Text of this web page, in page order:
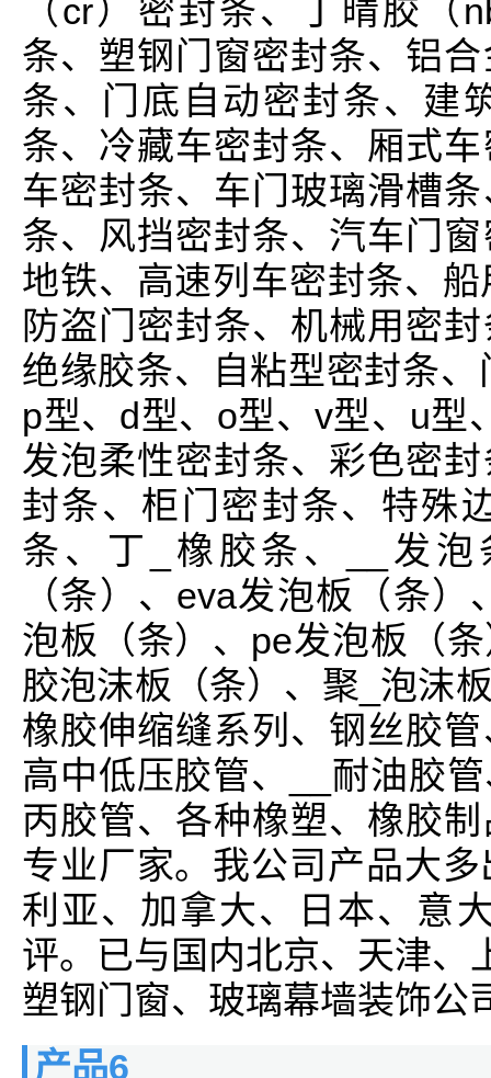
（cr）密封条、丁晴胶（
条、塑钢门窗密封条、铝
条、门底自动密封条、建
条、冷藏车密封条、厢式
车密封条、车门玻璃滑槽
条、风挡密封条、汽车门
地铁、高速列车密封条、
防盗门密封条、机械用密
绝缘胶条、自粘型密封条
p型、d型、o型、v型、u型
发泡柔性密封条、彩色密
封条、柜门密封条、特殊
条、丁_橡胶条、__发
（条）、eva发泡板（条
泡板（条）、pe发泡板（
胶泡沫板（条）、聚_泡沫
橡胶伸缩缝系列、钢丝胶
高中低压胶管、__耐油胶
丙胶管、各种橡塑、橡胶
专业厂家。我公司产品大
利亚、加拿大、日本、意
评。已与国内北京、天津、
塑钢门窗、玻璃幕墙装饰公
产品6